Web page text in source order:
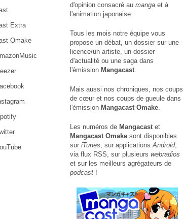
Extra
Omake
d'opinion consacré au manga et à
l'animation japonaise.
Tous les mois notre équipe vous
propose un débat, un dossier sur une
licence/un artiste, un dossier
d'actualité ou une saga dans
l'émission Mangacast.
Mais aussi nos chroniques, nos coups
de cœur et nos coups de gueule dans
l'émission Mangacast Omake.
Les numéros de Mangacastet
Mangacast Omake sont disponibles
sur iTunes, sur applicationsAndroid,
via flux RSS, sur plusieurs webradios
et sur les meilleurs agrégateurs de
podcast !